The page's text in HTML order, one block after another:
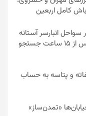
کامل اربعین
انبارسر آستانه
اشرفیه؛ پیکر دانش‌آموز ۱۲ ساله پس از ۱۵ ساعت جستجو
و پتاسه به حساب
«تمدن‌ساز»